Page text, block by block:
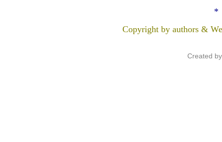
*
Copyright by authors &
Created